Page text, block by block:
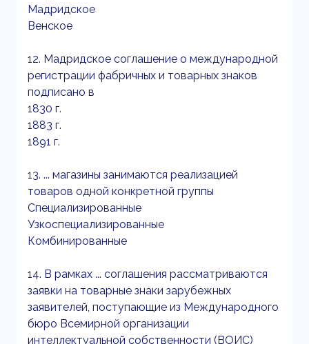
Мадридское
Венское
12. Мадридское соглашение о международной
регистрации фабричных и товарных знаков
подписано в
1830 г.
1883 г.
1891 г.
13. ... магазины занимаются реализацией
товаров одной конкретной группы
Специализированные
Узкоспециализированные
Комбинированные
14. В рамках ... соглашения рассматриваются
заявки на товарные знаки зарубежных
заявителей, поступающие из Международного
бюро Всемирной организации
интеллектуальной собственности (ВОИС)